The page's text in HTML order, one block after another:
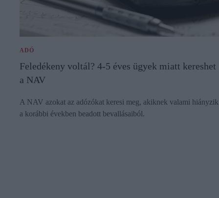
ADÓ
Feledékeny voltál? 4-5 éves ügyek miatt kereshet
a NAV
A NAV azokat az adózókat keresi meg, akiknek valami hiányzik
a korábbi években beadott bevallásaiból.